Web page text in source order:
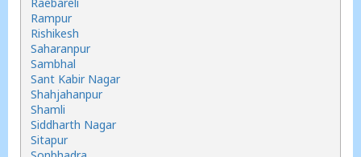
Rampur
Rishikesh
Saharanpur
Sambhal
Sant Kabir Nagar
Shahjahanpur
Shamli
Siddharth Nagar
Sitapur